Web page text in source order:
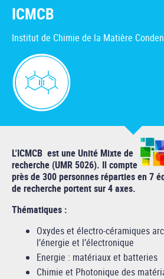
ICMCB
Institut de Chimie de la Matière
L'ICMCB est une Unité Mixte de
recherche (UMR 5026). Il compte
près de 300 personnes réparties en 7
de recherche portent sur 4 axes.
Thématiques :
Oxydes et électro-céramiques
l’énergie et l’électronique
Energie : matériaux et batteries
Chimie et Photonique des